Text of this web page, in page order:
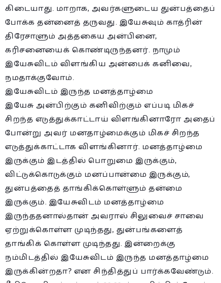
கிடையாது. மாறாக, அவர்களுடைய துன்பத்தைப்
போக்க தன்னைத் தருவது. இயேசுவும் காத்ரின்
திரேசாளும் அத்தகைய அன்பினை,
கரிசனையைக் கொண்டிருந்தனர். நாமும்
இயேசுவிடம் விளங்கிய அன்பைக் கனிவை,
நமதாக்குவோம்.
இயேசுவிடம் இருந்த மனத்தாழ்மை
இயேசு அன்பிற்கும் கனிவிற்கும் எப்படி மிகச்
சிறந்த எடுத்துக்காட்டாய் விளங்கினாரோ அதைப்
போன்று அவர் மனதாழ்மைக்கும் மிகச் சிறந்த
எடுத்துக்காட்டாக விளங்கினார். மனத்தாழ்மை
இருக்கும் இடத்தில் பொறுமை இருக்கும்,
விட்டுக்கொடுக்கும் மனப்பான்மை இருக்கும்,
துன்பத்தைத் தாங்கிக்கொள்ளும் தன்மை
இருக்கும். இயேசுவிடம் மனத்தாழ்மை
இருந்ததனால்தான் அவரால் சிலுவைச் சாவை
ஏற்றுக்கொள்ள முடிந்தது, துன்பங்களைத்
தாங்கிக் கொள்ள முடிந்தது. இன்றைக்கு
நம்மிடத்தில் இயேசுவிடம் இருந்த மனத்தாழ்மை
இருக்கின்றதா? என சிந்தித்துப் பார்க்கவேண்டும்.